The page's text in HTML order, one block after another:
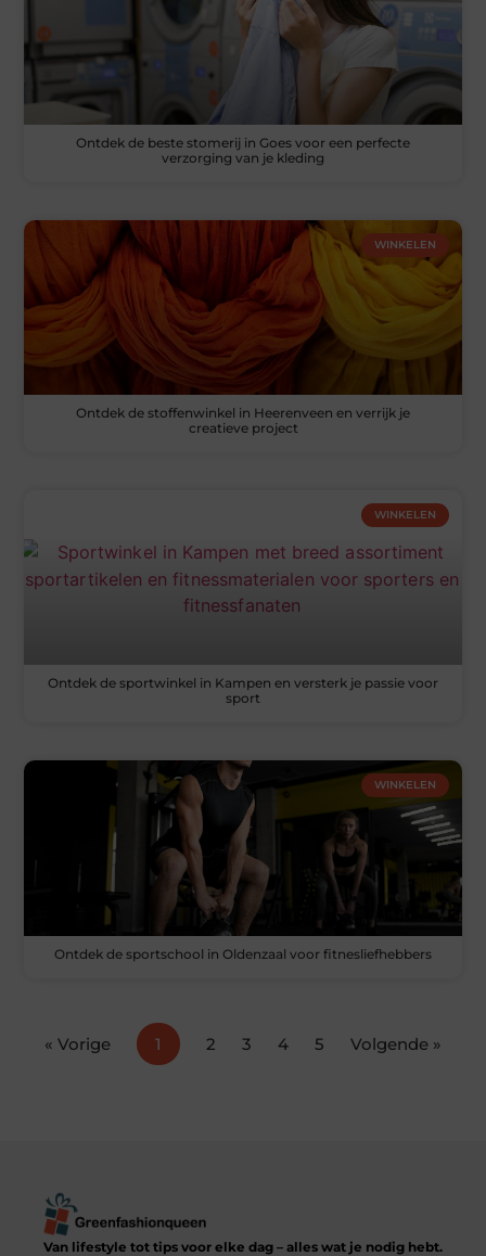
Ontdek de beste stomerij in Goes voor een perfecte
verzorging van je kleding
WINKELEN
Ontdek de stoffenwinkel in Heerenveen en verrijk je
creatieve project
WINKELEN
Ontdek de sportwinkel in Kampen en versterk je passie voor
sport
WINKELEN
Ontdek de sportschool in Oldenzaal voor fitnesliefhebbers
« Vorige 1 2 3 4 5 Volgende »
Van lifestyle tot tips voor elke dag – alles wat je nodig hebt.